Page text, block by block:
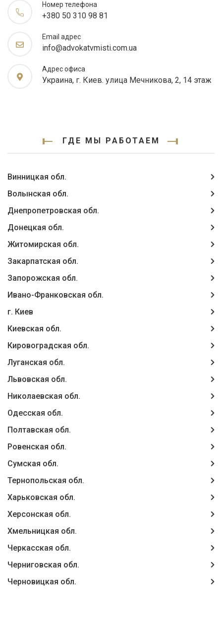
Номер телефона
+380 50 310 98 81
Email адрес
info@advokatvmisti.com.ua
Адрес офиса
Украина, г. Киев. улица Мечникова, 2, 14 этаж
ГДЕ МЫ РАБОТАЕМ
Винницкая обл.
Волынская обл.
Днепропетровская обл.
Донецкая обл.
Житомирская обл.
Закарпатская обл.
Запорожская обл.
Ивано-Франковская обл.
г. Киев
Киевская обл.
Кировоградская обл.
Луганская обл.
Львовская обл.
Николаевская обл.
Одесская обл.
Полтавская обл.
Ровенская обл.
Сумская обл.
Тернопольская обл.
Харьковская обл.
Херсонская обл.
Хмельницкая обл.
Черкасская обл.
Черниговская обл.
Черновицкая обл.